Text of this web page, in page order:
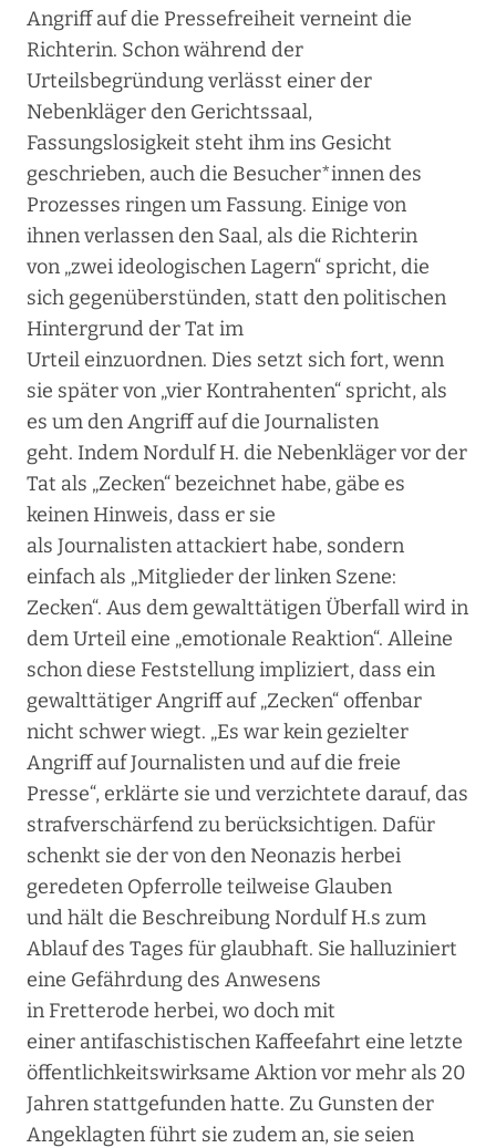
Angriff auf die Pressefreiheit verneint die
Richterin. Schon während der
Urteilsbegründung verlässt einer der
Nebenkläger den Gerichtssaal,
Fassungslosigkeit steht ihm ins Gesicht
geschrieben, auch die Besucher*innen des
Prozesses ringen um Fassung. Einige von
ihnen verlassen den Saal, als die Richterin
von „zwei ideologischen Lagern“ spricht, die
sich gegenüberstünden, statt den politischen
Hintergrund der Tat im
Urteil einzuordnen. Dies setzt sich fort, wenn
sie später von „vier Kontrahenten“ spricht, als
es um den Angriff auf die Journalisten
geht. Indem Nordulf H. die Nebenkläger vor der
Tat als „Zecken“ bezeichnet habe, gäbe es
keinen Hinweis, dass er sie
als Journalisten attackiert habe, sondern
einfach als „Mitglieder der linken Szene:
Zecken“. Aus dem gewalttätigen Überfall wird in
dem Urteil eine „emotionale Reaktion“. Alleine
schon diese Feststellung impliziert, dass ein
gewalttätiger Angriff auf „Zecken“ offenbar
nicht schwer wiegt. „Es war kein gezielter
Angriff auf Journalisten und auf die freie
Presse“, erklärte sie und verzichtete darauf, das
strafverschärfend zu berücksichtigen. Dafür
schenkt sie der von den Neonazis herbei
geredeten Opferrolle teilweise Glauben
und hält die Beschreibung Nordulf H.s zum
Ablauf des Tages für glaubhaft. Sie halluziniert
eine Gefährdung des Anwesens
in Fretterode herbei, wo doch mit
einer antifaschistischen Kaffeefahrt eine letzte
öffentlichkeitswirksame Aktion vor mehr als 20
Jahren stattgefunden hatte. Zu Gunsten der
Angeklagten führt sie zudem an, sie seien